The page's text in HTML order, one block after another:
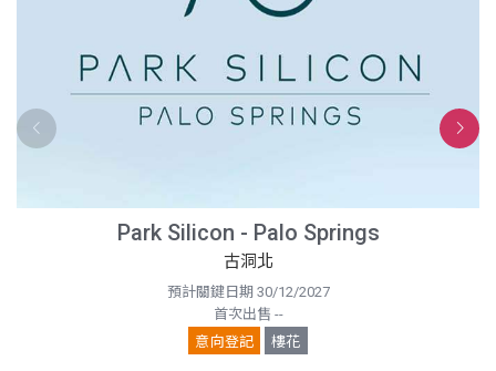
Park Silicon - Palo Springs
古洞北
預計關鍵日期 30/12/2027
首次出售 --
意向登記
樓花